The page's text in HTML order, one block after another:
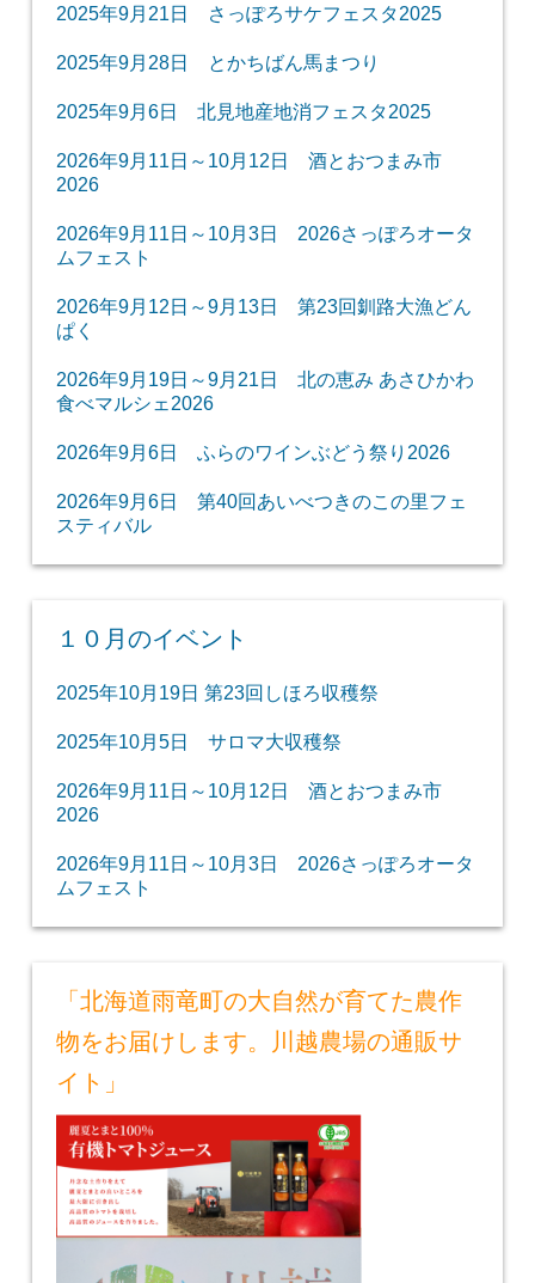
2025年9月21日 さっぽろサケフェスタ2025
2025年9月28日 とかちばん馬まつり
2025年9月6日 北見地産地消フェスタ2025
2026年9月11日～10月12日 酒とおつまみ市
2026
2026年9月11日～10月3日 2026さっぽろオータ
ムフェスト
2026年9月12日～9月13日 第23回釧路大漁どん
ぱく
2026年9月19日～9月21日 北の恵み あさひかわ
食べマルシェ2026
2026年9月6日 ふらのワインぶどう祭り2026
2026年9月6日 第40回あいべつきのこの里フェ
スティバル
１０月のイベント
2025年10月19日 第23回しほろ収穫祭
2025年10月5日 サロマ大収穫祭
2026年9月11日～10月12日 酒とおつまみ市
2026
2026年9月11日～10月3日 2026さっぽろオータ
ムフェスト
「北海道雨竜町の大自然が育てた農作
物をお届けします。川越農場の通販サ
イト」